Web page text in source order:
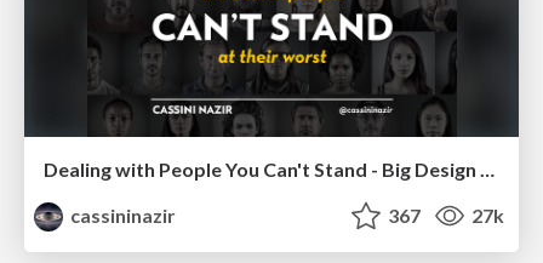
Dealing with People You Can't Stand - Big Design 2015
cassininazir
367 27k